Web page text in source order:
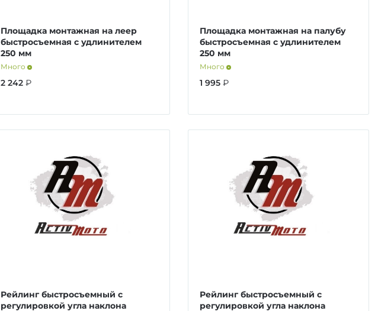
Площадка монтажная на леер
быстросъемная с удлинителем
250 мм
Много
2 242 ₽
Площадка монтажная на палубу
быстросъемная с удлинителем
250 мм
Много
1 995 ₽
Рейлинг быстросъемный с
регулировкой угла наклона
Рейлинг быстросъемный с
регулировкой угла наклона